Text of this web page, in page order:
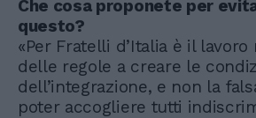
Che cosa proponete per
questo?
«Per Fratelli d’Italia è il
delle regole a creare le
dell’integrazione, e non la
poter accogliere tutti